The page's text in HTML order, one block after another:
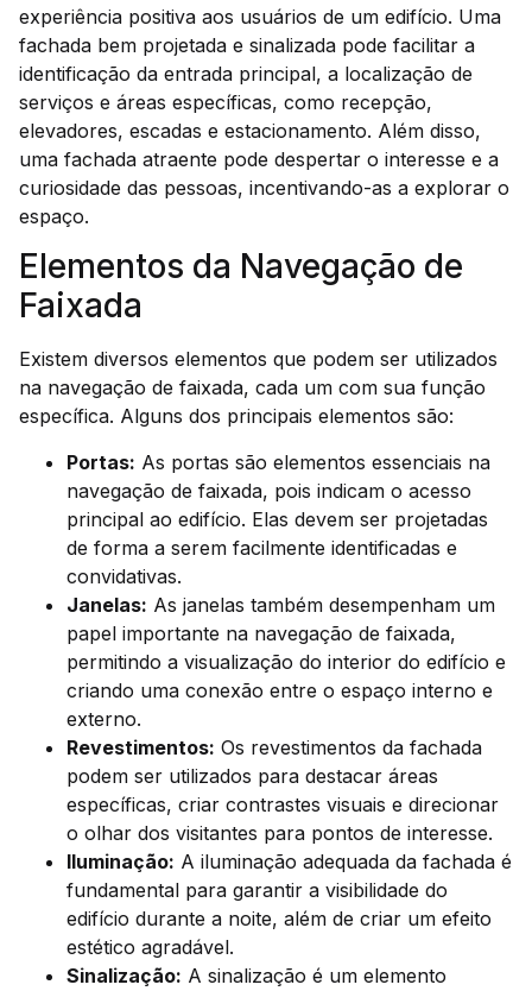
experiência positiva aos usuários de um edifício. Uma
fachada bem projetada e sinalizada pode facilitar a
identificação da entrada principal, a localização de
serviços e áreas específicas, como recepção,
elevadores, escadas e estacionamento. Além disso,
uma fachada atraente pode despertar o interesse e a
curiosidade das pessoas, incentivando-as a explorar o
espaço.
Elementos da Navegação de
Faixada
Existem diversos elementos que podem ser utilizados
na navegação de faixada, cada um com sua função
específica. Alguns dos principais elementos são:
Portas: As portas são elementos essenciais na
navegação de faixada, pois indicam o acesso
principal ao edifício. Elas devem ser projetadas
de forma a serem facilmente identificadas e
convidativas.
Janelas: As janelas também desempenham um
papel importante na navegação de faixada,
permitindo a visualização do interior do edifício e
criando uma conexão entre o espaço interno e
externo.
Revestimentos: Os revestimentos da fachada
podem ser utilizados para destacar áreas
específicas, criar contrastes visuais e direcionar
o olhar dos visitantes para pontos de interesse.
Iluminação: A iluminação adequada da fachada é
fundamental para garantir a visibilidade do
edifício durante a noite, além de criar um efeito
estético agradável.
Sinalização: A sinalização é um elemento